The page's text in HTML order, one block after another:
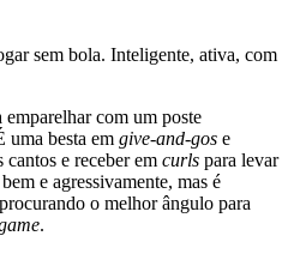
sem bola. Inteligente, ativa, com
emparelhar com um poste
uma besta em give-and-gos e
e receber em curls para levar
e agressivamente, mas é
o melhor ângulo para
.